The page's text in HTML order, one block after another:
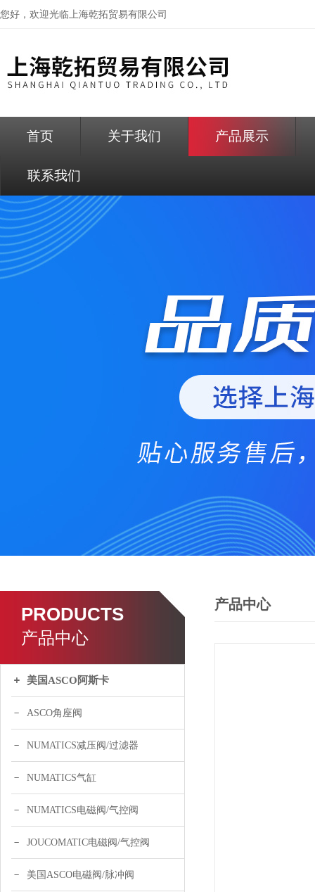
您好，欢迎光临上海乾拓贸易有限公司
首页 关于我们 产品展示
联系我们
PRODUCTS
产品中心
美国ASCO阿斯卡
ASCO角座阀
NUMATICS减压阀/过滤器
NUMATICS气缸
NUMATICS电磁阀/气控阀
JOUCOMATIC电磁阀/气控阀
美国ASCO电磁阀/脉冲阀
产品中心